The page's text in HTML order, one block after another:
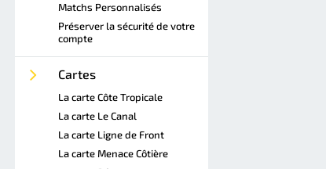
Matchs Personnalisés
Préserver la sécurité de votre
compte
Cartes
La carte Côte Tropicale
La carte Le Canal
La carte Ligne de Front
La carte Menace Côtière